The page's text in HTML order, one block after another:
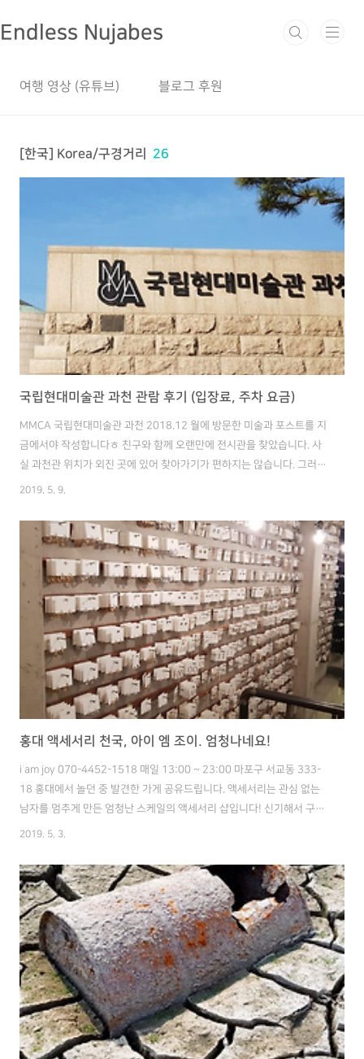
Endless Nujabes
여행 영상 (유튜브) 블로그 후원
[한국] Korea/구경거리 26
국립현대미술관 과천 관람 후기 (입장료, 주차 요금)
MMCA 국립현대미술관 과천 2018.12 월에 방문한 미술과 포스트를 지
금에서야 작성합니다ㅎ 친구와 함께 오랜만에 전시관을 찾았습니다. 사
실 과천관 위치가 외진 곳에 있어 찾아가기가 편하지는 않습니다. 그러다
보니 미루고 미룬 게 번써 1년은 지난 것 같습니다ㅋ 국립현대미술관 내
보통 2천원씩 입장료를 받고 있는데, 3천원을 내면 모든 전시관을 무제
한으로 구경할 수 있습니다. 그래서 저는 3천원 권을 구입하였습니다. 이
런 게 바로 아반떼 사로 갔다가 소나타 사는 느낌인 것 같습니다. 그럼 본
격적으로 국립현대미술관 관람에 들어가기 앞서 주차료, 개장시간, 관람
료 등을 정리하고 가겠습니다. - 주차료 - 최초 2시간 2천원 (이후 30..
2019. 5. 9.
홍대 액세서리 천국, 아이 엠 조이. 엄청나네요!
i am joy 070-4452-1518 매일 13:00 ~ 23:00 마포구 서교동 333-
18 홍대에서 놀던 중 발견한 가게 공유드립니다. 액세서리는 관심 없는
남자를 멈추게 만든 엄청난 스케일의 액세서리 샵입니다! 신기해서 구경
하러 들어가봤습니다. 입구에서부터 알 수 있듯이 인테리어는 매우 깔끔
게 만드는 효과가 있는 것 같습니다. 인테리어는 감각적이면서 심플한게
너무 좋습니다. 액세서리들이 더 고급스러워 보이는 효과도 있습니다. 돌
아보니 건물은 총 3층입니다. 지상 2층, 지하 1층 1층은 벽마다 엄청난
양의 귀걸이, 목걸이가 전시되어 있습니다. 그 외에도 스카프, 양말도 판
매하고 있습니다. 귀걸이 목걸이 가격은 대부분 1만원부터..
2019. 5. 3.